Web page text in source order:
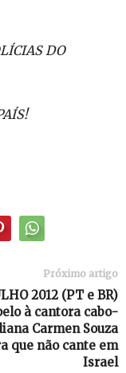
DO
Próximo artigo
2012 (PT e BR)
à cantora cabo-
Carmen Souza
que não cante em
Israel